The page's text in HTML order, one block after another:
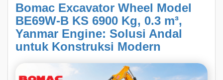
Bomac Excavator Wheel Model
BE69W-B KS 6900 Kg, 0.3 m³,
Yanmar Engine: Solusi Andal
untuk Konstruksi Modern